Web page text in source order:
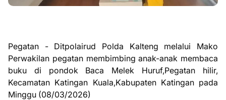
Pegatan - Ditpolairud Polda Kalteng melalui Mako
Perwakilan pegatan membimbing anak-anak membaca
buku di pondok Baca Melek Huruf,Pegatan hilir,
Kecamatan Katingan Kuala,Kabupaten Katingan pada
Minggu (08/03/2026)